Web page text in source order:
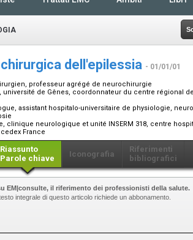
dell'epilessia - 01/01/01
professeur agrégé de neurochirurgie
université de Gênes, coordonnateur du centre régional
assistant hospitalo-universitaire de physiologie,
clinique neurologique et unité INSERM 318, centre
cedex France
Riassunto
Parole chiave
Iconografia
Riferimenti
bibliografici
EM|consulte, il riferimento dei professionisti della salute.
integrale di questo articolo richiede un abbonamento.